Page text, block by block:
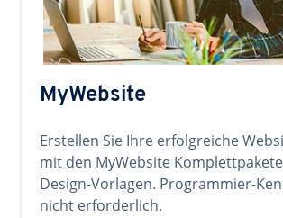
MyWebsite
Erstellen Sie Ihre erfolgreiche
mit den MyWebsite
Design-Vorlagen. Programmier-
nicht erforderlich.